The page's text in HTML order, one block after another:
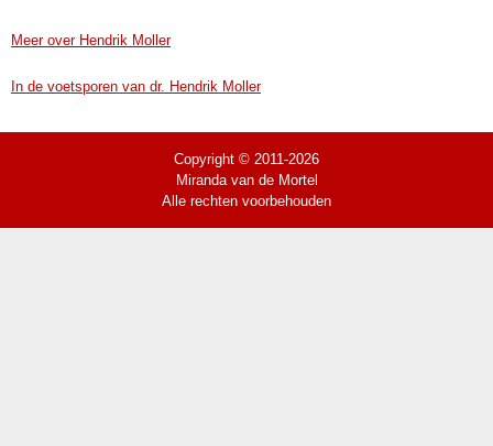
Meer over Hendrik Moller
In de voetsporen van dr. Hendrik Moller
Copyright © 2011-2026
Miranda van de Mortel
Alle rechten voorbehouden